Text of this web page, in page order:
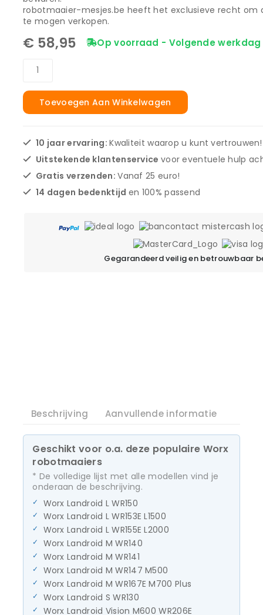
robotmaaier-mesjes.be heeft het exclusieve recht om
te mogen verkopen.
€ 58,95 Op voorraad - Volgende
Toevoegen Aan Winkelwagen
10 jaar ervaring:Kwaliteit waarop u kunt vertrouwen!
Uitstekende klantenservice voor eventuele hulp
Gratis verzenden:Vanaf 25 euro!
14 dagen bedenktijd en 100% passend
Gegarandeerd veilig en betrouwbaar
Beschrijving Aanvullende informatie
Geschikt voor o.a. deze populaire Worx
robotmaaiers
* De volledige lijst met alle modellen vind je
onderaan de beschrijving.
Worx Landroid L WR150
Worx Landroid L WR153E L1500
Worx Landroid L WR155E L2000
Worx Landroid M WR140
Worx Landroid M WR141
Worx Landroid M WR147 M500
Worx Landroid M WR167E M700 Plus
Worx Landroid S WR130
Worx Landroid Vision M600 WR206E